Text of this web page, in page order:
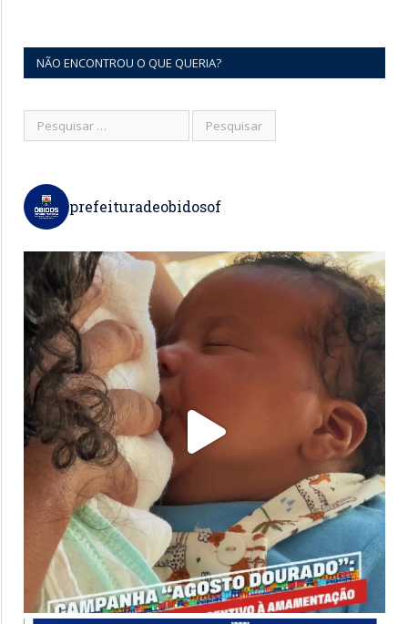
NÃO ENCONTROU O QUE QUERIA?
prefeituradeobidosof